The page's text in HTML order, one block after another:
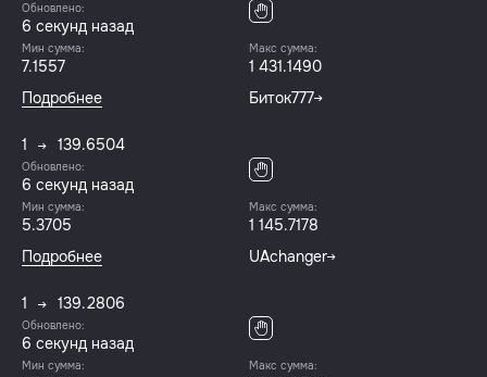
Обновлено:
7 секунд назад
Мин сумма:
7.1557
Макс сумма:
1 431.1490
Подробнее
Биток777
1 139.6504
Обновлено:
7 секунд назад
Мин сумма:
5.3705
Макс сумма:
1 145.7178
Подробнее
UAchanger
1 139.2806
Обновлено:
7 секунд назад
Мин сумма: Макс сумма: